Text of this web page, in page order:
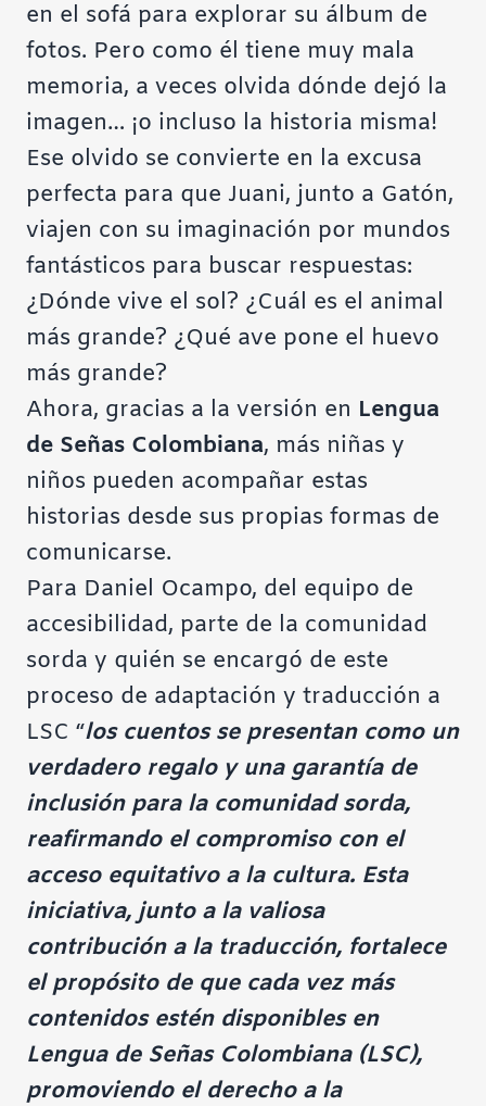
en el sofá para explorar su álbum de
fotos. Pero como él tiene muy mala
memoria, a veces olvida dónde dejó la
imagen… ¡o incluso la historia misma!
Ese olvido se convierte en la excusa
perfecta para que Juani, junto a Gatón,
viajen con su imaginación por mundos
fantásticos para buscar respuestas:
¿Dónde vive el sol? ¿Cuál es el animal
más grande? ¿Qué ave pone el huevo
más grande?
Ahora, gracias a la versión en Lengua
de Señas Colombiana, más niñas y
niños pueden acompañar estas
historias desde sus propias formas de
comunicarse.
Para Daniel Ocampo, del equipo de
accesibilidad, parte de la comunidad
sorda y quién se encargó de este
proceso de adaptación y traducción a
LSC “los cuentos se presentan como un
verdadero regalo y una garantía de
inclusión para la comunidad sorda,
reafirmando el compromiso con el
acceso equitativo a la cultura. Esta
iniciativa, junto a la valiosa
contribución a la traducción, fortalece
el propósito de que cada vez más
contenidos estén disponibles en
Lengua de Señas Colombiana (LSC),
promoviendo el derecho a la